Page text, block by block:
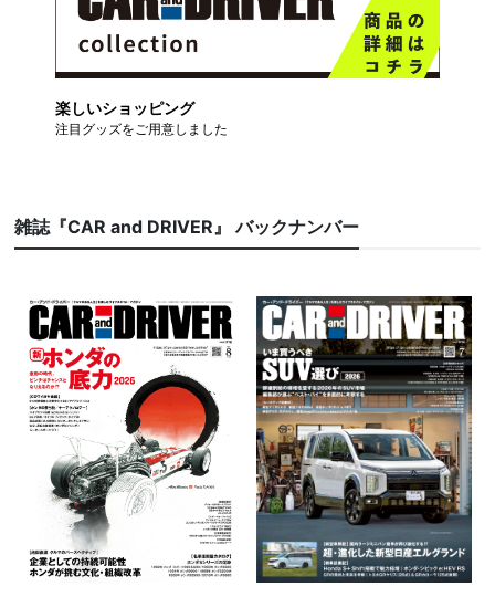
楽しいショッピング
注目グッズをご用意しました
雑誌『CAR and DRIVER』 バックナンバー